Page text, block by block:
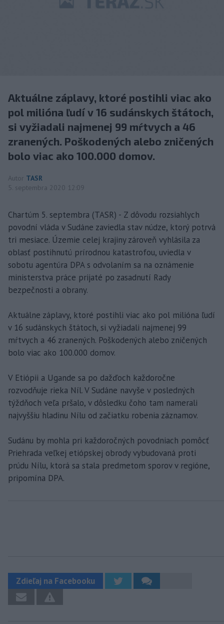
Aktuálne záplavy, ktoré postihli viac ako
pol milióna ľudí v 16 sudánskych štátoch,
si vyžiadali najmenej 99 mŕtvych a 46
zranených. Poškodených alebo zničených
bolo viac ako 100.000 domov.
Autor TASR
5. septembra 2020 12:09
Chartúm 5. septembra (TASR) - Z dôvodu rozsiahlych
povodní vláda v Sudáne zaviedla stav núdze, ktorý potrvá
tri mesiace. Územie celej krajiny zároveň vyhlásila za
oblasť postihnutú prírodnou katastrofou, uviedla v
sobotu agentúra DPA s odvolaním sa na oznámenie
ministerstva práce prijaté po zasadnutí Rady
bezpečnosti a obrany.
Aktuálne záplavy, ktoré postihli viac ako pol milióna ľudí
v 16 sudánskych štátoch, si vyžiadali najmenej 99
mŕtvych a 46 zranených. Poškodených alebo zničených
bolo viac ako 100.000 domov.
V Etiópii a Ugande sa po dažďoch každoročne
rozvodňuje rieka Níl. V Sudáne navyše v posledných
týždňoch veľa pršalo, v dôsledku čoho tam namerali
najvyššiu hladinu Nílu od začiatku robenia záznamov.
Sudánu by mohla pri každoročných povodniach pomôcť
Priehrada veľkej etiópskej obrody vybudovaná proti
prúdu Nílu, ktorá sa stala predmetom sporov v regióne,
pripomína DPA.
Zdieľaj na Facebooku